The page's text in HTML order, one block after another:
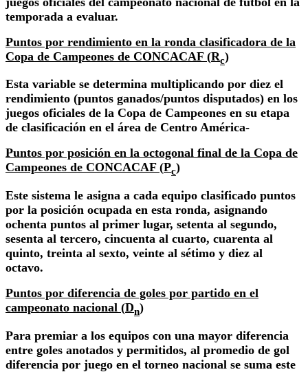
temporada a evaluar.
Puntos por rendimiento en la ronda clasificadora de la
Copa de Campeones de CONCACAF (Rc)
Esta variable se determina multiplicando por diez el
rendimiento (puntos ganados/puntos disputados) en los
juegos oficiales de la Copa de Campeones en su etapa
de clasificación en el área de Centro América-
Puntos por posición en la octogonal final de la Copa de
Campeones de CONCACAF (Pc)
Este sistema le asigna a cada equipo clasificado puntos
por la posición ocupada en esta ronda, asignando
ochenta puntos al primer lugar, setenta al segundo,
sesenta al tercero, cincuenta al cuarto, cuarenta al
quinto, treinta al sexto, veinte al sétimo y diez al
octavo.
Puntos por diferencia de goles por partido en el
campeonato nacional (Dn)
Para premiar a los equipos con una mayor diferencia
entre goles anotados y permitidos, al promedio de gol
diferencia por juego en el torneo nacional se suma este